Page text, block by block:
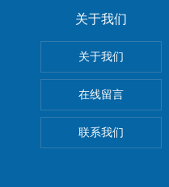
关于我们
关于我们
在线留言
联系我们